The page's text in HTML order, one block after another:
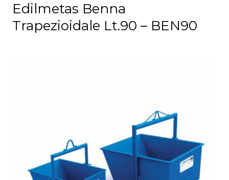
Edilmetas Benna
Trapezioidale Lt.90 – BEN90